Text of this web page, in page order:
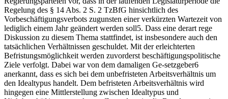
Regelung des § 14 Abs. 2 S. 2 TzBfG hinsichtlich des
Vorbeschäftigungsverbots zugunsten einer verkürzten Wartezeit von
lediglich einem Jahr geändert werden soll5. Dass eine derart rege
Diskussion zu diesem Thema stattfindet, ist insbesondere auch den
tatsächlichen Verhältnissen geschuldet. Mit der erleichterten
Befristungsmöglichkeit werden zuvorderst beschäftigungspolitische
Ziele verfolgt. Dabei war von dem damaligen Ge-setzgeber6
anerkannt, dass es sich bei dem unbefristeten Arbeitsverhältnis um
den Idealtypus handelt. Dem befristeten Arbeitsverhältnis wird
hingegen eine Mittlerstellung zwischen Idealtypus und